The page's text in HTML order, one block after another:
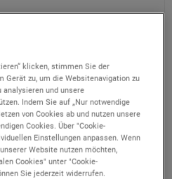
und Einführung eines
(DMS)
klicken, stimmen Sie der
Gerät zu, um die Websitenavigation zu
analysieren und unsere
Indem Sie auf „Nur notwendige
von Cookies ab und nutzen unsere
Cookies. Über "Cookie-
Einstellungen anpassen. Wenn
Website nutzen möchten,
Cookies" unter "Cookie-
Sie jederzeit widerrufen.